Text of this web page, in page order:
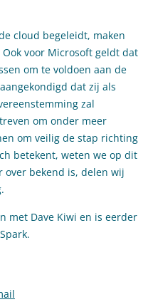
cloud begeleidt, maken
voor Microsoft geldt dat
om te voldoen aan de
dat zij als
zal
om onder meer
om veilig de stap richting
betekent, weten we op dit
over bekend is, delen wij
met Dave Kiwi en is eerder